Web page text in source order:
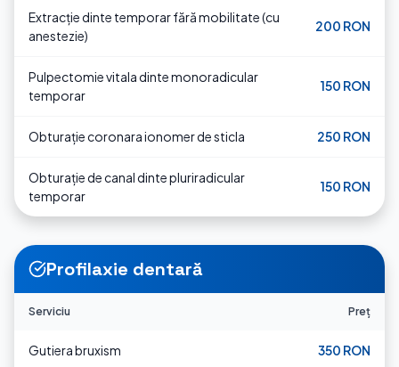
Extracție dinte temporar fără mobilitate (cu
anestezie)
200 RON
Pulpectomie vitala dinte monoradicular
temporar
150 RON
Obturație coronara ionomer de sticla 250 RON
Obturație de canal dinte pluriradicular
temporar
150 RON
Profilaxie dentară
Serviciu Preț
Gutiera bruxism 350 RON